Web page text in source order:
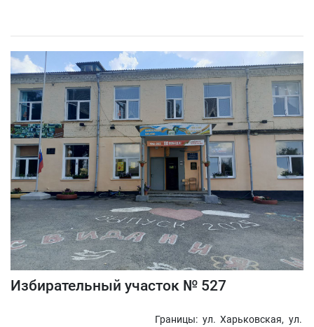
Избирательный участок № 527
Границы: ул. Харьковская, ул.